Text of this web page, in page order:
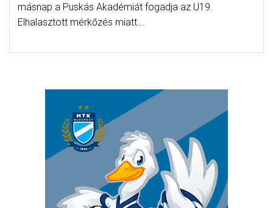
másnap a Puskás Akadémiát fogadja az U19.
Elhalasztott mérkőzés miatt...